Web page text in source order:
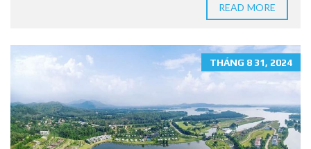
READ MORE
THÁNG 8 31, 2024